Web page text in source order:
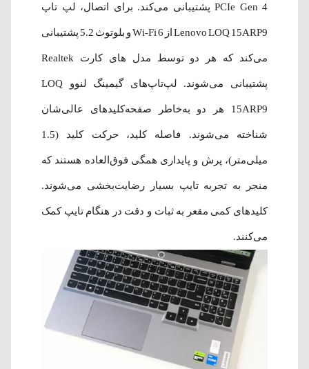
PCIe Gen 4 پشتیبانی می‌کند. برای اتصال، لپ تاپ
Lenovo LOQ 15ARP9 از Wi-Fi 6 و بلوتوث 5.2 پشتیبانی
می‌کند که هر دو توسط مدل های کارت Realtek
پشتیبانی می‌شوند. لپ‌تاپ‌های گیمینگ لنوو LOQ
15ARP9 هر دو به‌خاطر صفحه‌کلیدهای عالی‌شان
شناخته می‌شوند. فاصله کلید، حرکت کلید (1.5
میلی‌متر)، پرش و پایداری همگی فوق‌العاده هستند که
منجر به تجربه تایپ بسیار رضایت‌بخشی می‌شوند.
کلیدهای کمی مقعر به ثبات و دقت در هنگام تایپ کمک
می‌کنند.